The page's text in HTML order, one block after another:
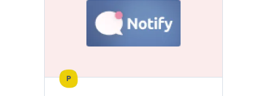
P